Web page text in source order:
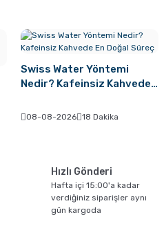
Swiss Water Yöntemi
Nedir? Kafeinsiz Kahvede
08-08-2026 18 Dakika
Hızlı Gönderi
Hafta içi 15:00'a kadar
verdiğiniz siparişler aynı
gün kargoda